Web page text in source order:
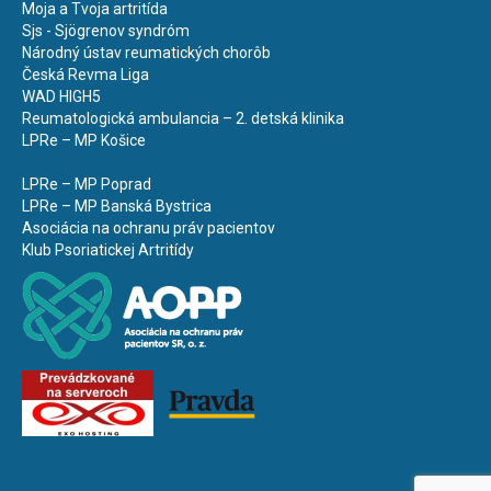
Moja a Tvoja artritída
Sjs - Sjögrenov syndróm
Národný ústav reumatických chorôb
Česká Revma Liga
WAD HIGH5
Reumatologická ambulancia – 2. detská klinika
LPRe – MP Košice
LPRe – MP Poprad
LPRe – MP Banská Bystrica
Asociácia na ochranu práv pacientov
Klub Psoriatickej Artritídy